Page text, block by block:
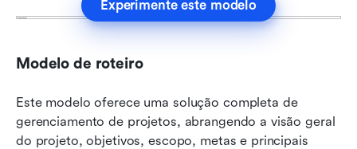
Experimente este modelo
Modelo de roteiro
Este modelo oferece uma solução completa de
gerenciamento de projetos, abrangendo a visão geral
do projeto, objetivos, escopo, metas e principais